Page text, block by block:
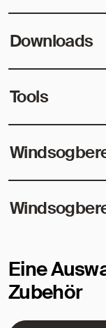
Downloads
Tools
Eine
Zubehör